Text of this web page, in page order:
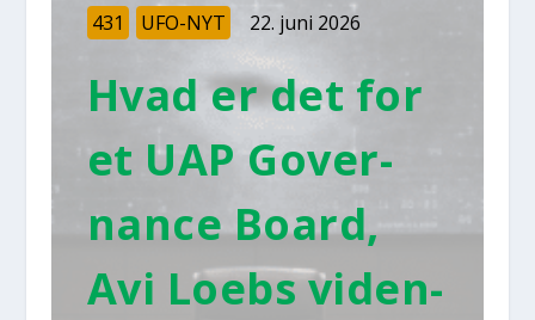
431 UFO-NYT 22. juni 2026
Hvad er det for
et UAP Gover­
nan­ce Board,
Avi Loebs viden­